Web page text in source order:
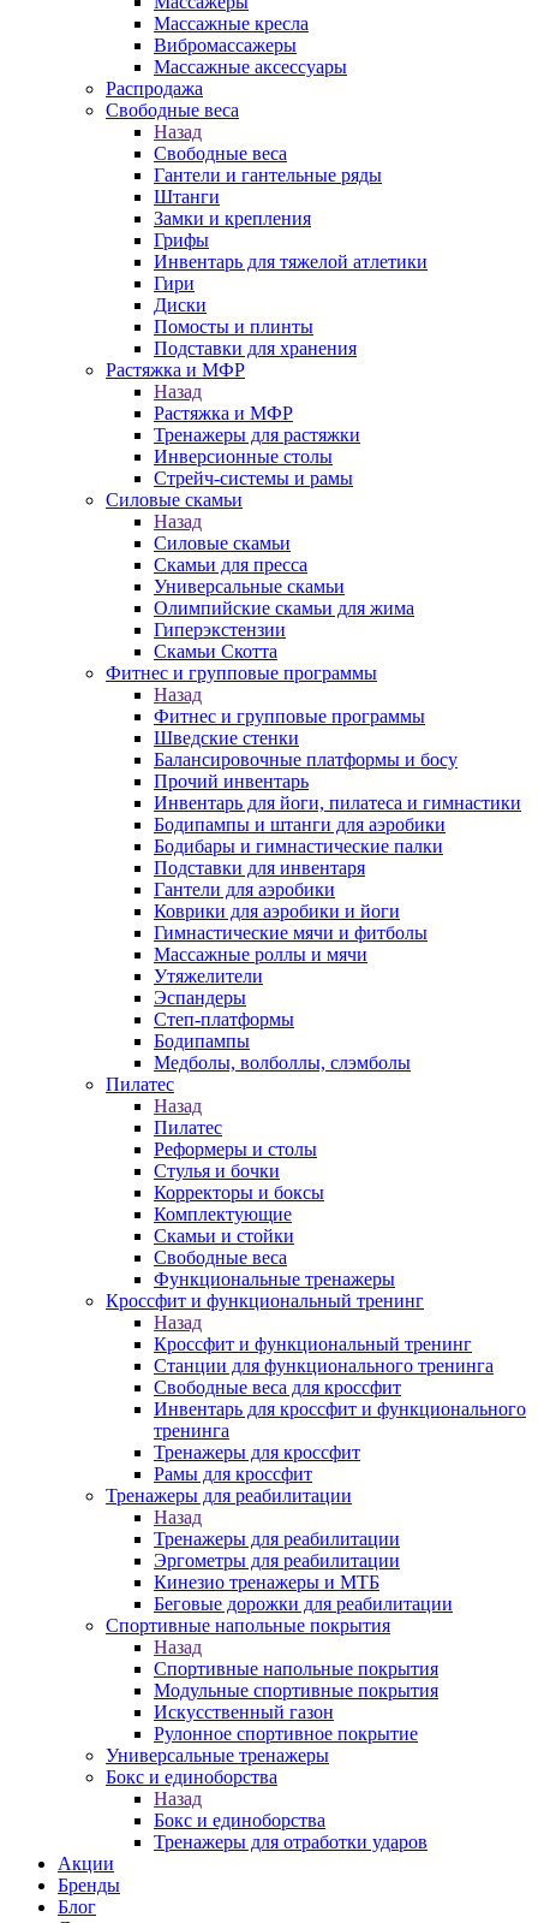
Массажные кресла
Вибромассажеры
Массажные аксессуары
Распродажа
Свободные веса
Назад
Свободные веса
Гантели и гантельные ряды
Штанги
Замки и крепления
Грифы
Инвентарь для тяжелой атлетики
Гири
Диски
Помосты и плинты
Подставки для хранения
Растяжка и МФР
Назад
Растяжка и МФР
Тренажеры для растяжки
Инверсионные столы
Стрейч-системы и рамы
Силовые скамьи
Назад
Силовые скамьи
Скамьи для пресса
Универсальные скамьи
Олимпийские скамьи для жима
Гиперэкстензии
Скамьи Скотта
Фитнес и групповые программы
Назад
Фитнес и групповые программы
Шведские стенки
Балансировочные платформы и босу
Прочий инвентарь
Инвентарь для йоги, пилатеса и гимнастики
Бодипампы и штанги для аэробики
Бодибары и гимнастические палки
Подставки для инвентаря
Гантели для аэробики
Коврики для аэробики и йоги
Гимнастические мячи и фитболы
Массажные роллы и мячи
Утяжелители
Эспандеры
Степ-платформы
Бодипампы
Медболы, волболлы, слэмболы
Пилатес
Назад
Пилатес
Реформеры и столы
Стулья и бочки
Корректоры и боксы
Комплектующие
Скамьи и стойки
Свободные веса
Функциональные тренажеры
Кроссфит и функциональный тренинг
Назад
Кроссфит и функциональный тренинг
Станции для функционального тренинга
Свободные веса для кроссфит
Инвентарь для кроссфит и функционального
тренинга
Тренажеры для кроссфит
Рамы для кроссфит
Тренажеры для реабилитации
Назад
Тренажеры для реабилитации
Эргометры для реабилитации
Кинезио тренажеры и МТБ
Беговые дорожки для реабилитации
Спортивные напольные покрытия
Назад
Спортивные напольные покрытия
Модульные спортивные покрытия
Искусственный газон
Рулонное спортивное покрытие
Универсальные тренажеры
Бокс и единоборства
Назад
Бокс и единоборства
Тренажеры для отработки ударов
Акции
Бренды
Блог